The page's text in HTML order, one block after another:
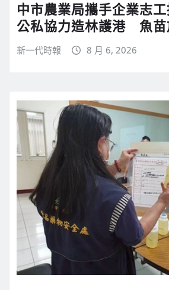
中市農業局攜手企業志
公私協力造林護港 魚苗
新一代時報 8 月 6, 2026